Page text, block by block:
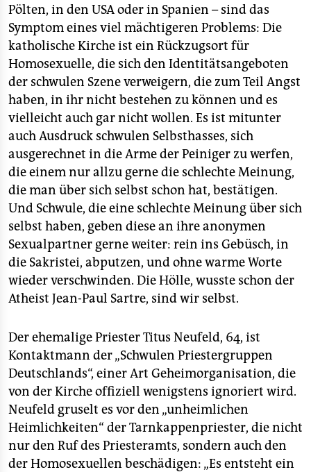
Pölten, in den USA oder in Spanien – sind das
Symptom eines viel mächtigeren Problems: Die
katholische Kirche ist ein Rückzugsort für
Homosexuelle, die sich den Identitätsangeboten
der schwulen Szene verweigern, die zum Teil Angst
haben, in ihr nicht bestehen zu können und es
vielleicht auch gar nicht wollen. Es ist mitunter
auch Ausdruck schwulen Selbsthasses, sich
ausgerechnet in die Arme der Peiniger zu werfen,
die einem nur allzu gerne die schlechte Meinung,
die man über sich selbst schon hat, bestätigen.
Und Schwule, die eine schlechte Meinung über sich
selbst haben, geben diese an ihre anonymen
Sexualpartner gerne weiter: rein ins Gebüsch, in
die Sakristei, abputzen, und ohne warme Worte
wieder verschwinden. Die Hölle, wusste schon der
Atheist Jean-Paul Sartre, sind wir selbst.
Der ehemalige Priester Titus Neufeld, 64, ist
Kontaktmann der „Schwulen Priestergruppen
Deutschlands“, einer Art Geheimorganisation, die
von der Kirche offiziell wenigstens ignoriert wird.
Neufeld gruselt es vor den „unheimlichen
Heimlichkeiten“ der Tarnkappenpriester, die nicht
nur den Ruf des Priesteramts, sondern auch den
der Homosexuellen beschädigen: „Es entsteht ein